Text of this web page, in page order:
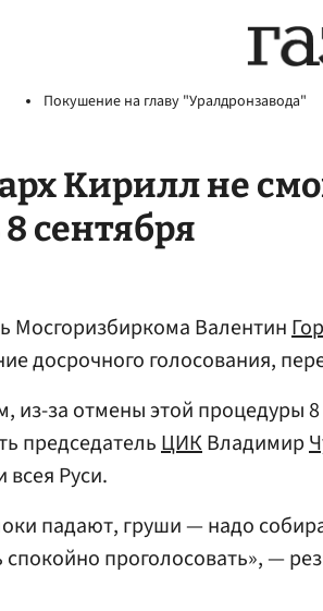
Покушение на главу "Уралдронзавода"
Кирилл не
сентября
Мосгоризбиркома Валентин
досрочного голосования,
из-за отмены этой процедуры
председательЦИКВладимир
всея Руси.
падают, груши — надо
проголосовать», —